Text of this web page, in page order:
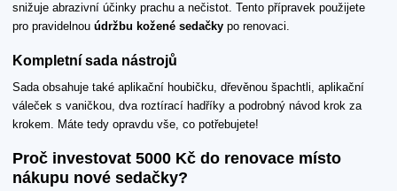
snižuje abrazivní účinky prachu a nečistot. Tento přípravek použijete
pro pravidelnou údržbu kožené sedačky po renovaci.
Kompletní sada nástrojů
Sada obsahuje také aplikační houbičku, dřevěnou špachtli, aplikační
váleček s vaničkou, dva roztírací hadříky a podrobný návod krok za
krokem. Máte tedy opravdu vše, co potřebujete!
Proč investovat 5000 Kč do renovace místo
nákupu nové sedačky?